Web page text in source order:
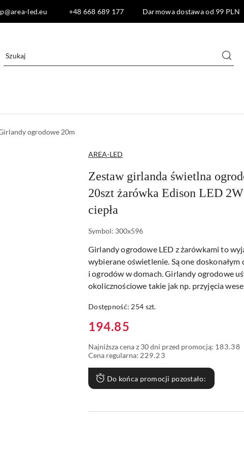
led.eu +48 668 689 177 Darmowa dostawa od 99 PLN
ogrodowe 20m
NAZWA
PRODUCENTA:
AREA-LED
Zestaw girlanda świetlna
20szt żarówka Edison LED
ciepła
Symbol: 300x596
Girlandy ogrodowe LED z żarówkami to
wybierane oświetlenie. Są one
i ogrodów w domach. Girlandy ogrodowe
okolicznościowe takie jak np. przyjęcia
Dostępność: 254 szt.
Cena:
194.85
Najniższa cena z 30 dni przed promocją: 183.38
Cena regularna: 229.23
Do końca promocji pozostało: